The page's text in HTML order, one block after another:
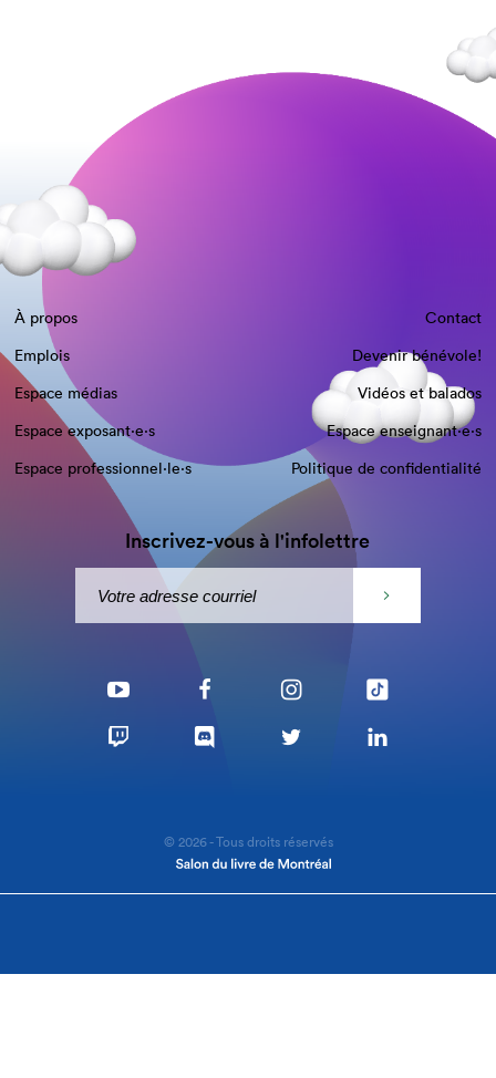
À propos
Contact
Emplois
Devenir bénévole!
Espace médias
Vidéos et balados
Espace exposant·e⋅s
Espace enseignant·e⋅s
Espace professionnel·le⋅s
Politique de confidentialité
Inscrivez-vous à l'infolettre
© 2026 - Tous droits réservés